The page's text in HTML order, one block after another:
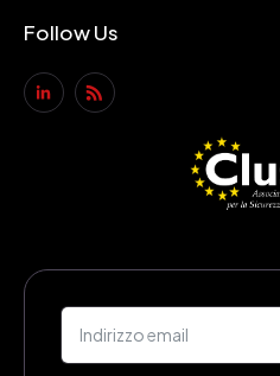
Follow Us